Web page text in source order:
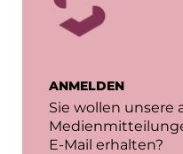
ANMELDEN
Sie wollen unsere
E-Mail erhalten?